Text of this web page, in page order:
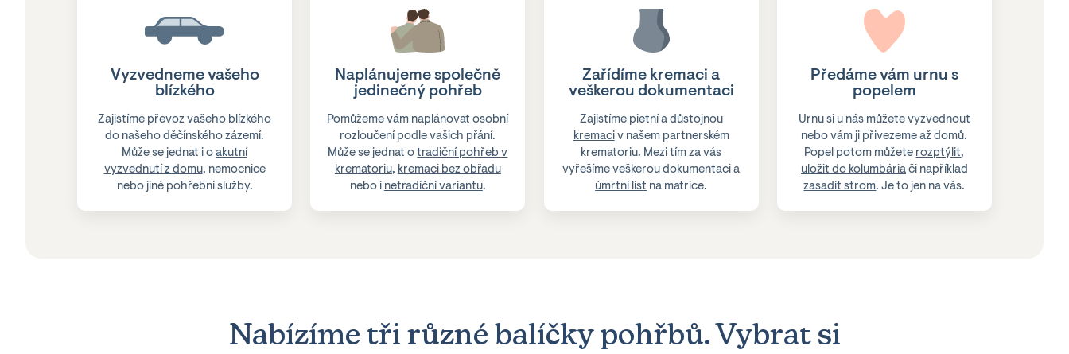
Vyzvedneme vašeho
blízkého
Zajistíme převoz vašeho blízkého
do našeho děčínského zázemí.
Může se jednat i o akutní
vyzvednutí z domu, nemocnice
nebo jiné pohřební služby.
Naplánujeme společně
jedinečný pohřeb
Pomůžeme vám naplánovat osobní
rozloučení podle vašich přání.
Může se jednat otradiční pohřeb v
krematoriu, kremaci bez obřadu
nebo i netradiční variantu.
Zařídíme kremaci a
veškerou dokumentaci
Zajistíme pietní a důstojnou
kremaciv našem partnerském
krematoriu. Mezi tím za vás
vyřešíme veškerou dokumentaci a
úmrtní list na matrice.
Předáme vám urnu s
popelem
Urnu si u nás můžete vyzvednout
nebo vám ji přivezeme až domů.
Popel potom můžete rozptýlit,
uložit do kolumbáriači například
zasadit strom. Je to jen na vás.
Nabízíme tři různé balíčky pohřbů. Vybrat si